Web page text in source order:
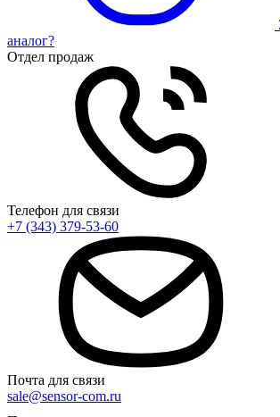
аналог?
Отдел продаж
Телефон для связи
+7 (343) 379-53-60
Почта для связи
sale@sensor-com.ru